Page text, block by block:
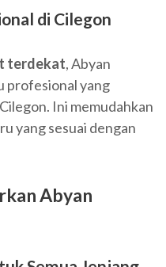
di Cilegon
terdekat, Abyan
profesional yang
Ini memudahkan
yang sesuai dengan
Abyan